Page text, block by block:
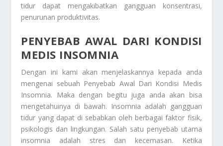
tidur dapat mengakibatkan gangguan konsentrasi,
penurunan produktivitas.
PENYEBAB AWAL DARI KONDISI
MEDIS INSOMNIA
Dengan ini kami akan menjelaskannya kepada anda
mengenai sebuah Penyebab Awal Dari Kondisi Medis
Insomnia. Maka dengan begitu juga anda akan bisa
mengetahuinya di bawah. Insomnia adalah gangguan
tidur yang dapat di sebabkan oleh berbagai faktor fisik,
psikologis dan lingkungan. Salah satu penyebab utama
insomnia adalah stres dan kecemasan. Ketika